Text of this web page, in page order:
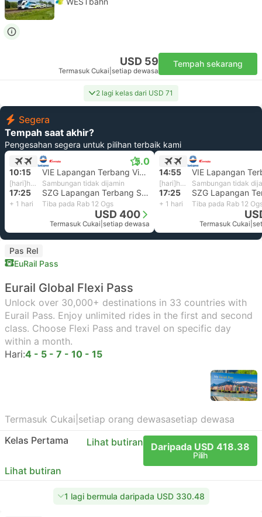
USD 59
Termasuk Cukai setiap dewasa
Tempah sekarang
2 lagi kelas dari USD 71
Segera
Tempah saat akhir?
Pengesahan segera untuk pilihan terbaik kami
5.0
10:15 VIE Lapangan Terbang Vienna
[hari]h 7j 10m Sambungan tidak dijamin
17:25 SZG Lapangan Terbang Salzburg
+ 1 hari Tiba pada Rab 12 Ogs
USD 400
Termasuk Cukai setiap dewasa
14:55
[hari]h 2j 30m Sambungan tidak
17:25
+ 1 hari Tiba pada Rab 12
Termasuk Cukai
Pas Rel
EuRail Pass
Eurail Global Flexi Pass
Unlock over 30,000+ destinations in 33 countries with
Eurail Pass. Enjoy unlimited rides in the first and second
class. Choose Flexi Pass and travel on specific day
within a month.
Hari:4 - 5 - 7 - 10 - 15
Termasuk Cukai setiap orang dewasasetiap dewasa
Kelas Pertama
Lihat butiran Daripada USD 418.38
Pilih
Lihat butiran
1 lagi bermula daripada USD 330.48